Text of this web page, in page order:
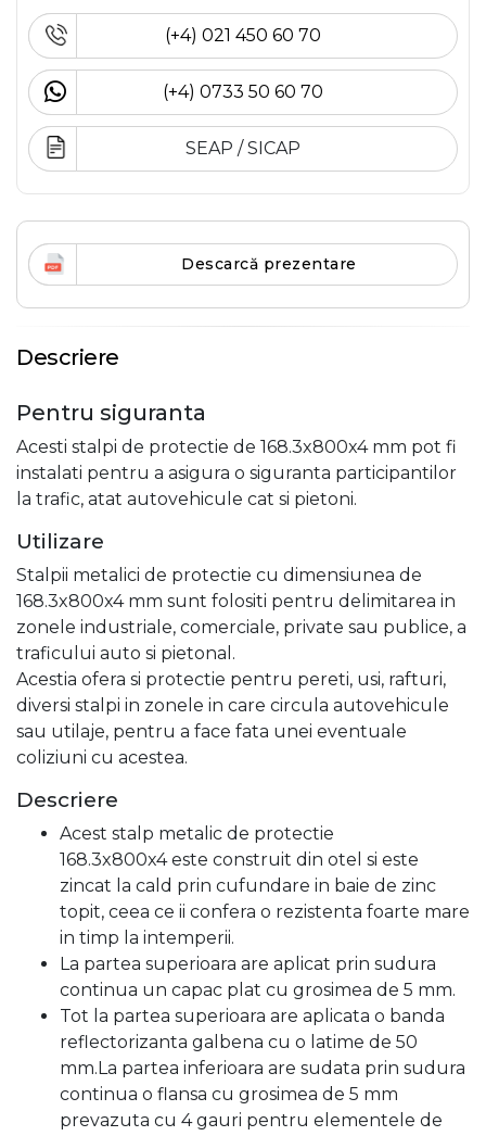
(+4) 021 450 60 70
(+4) 0733 50 60 70
SEAP / SICAP
Descarcă prezentare
Descriere
Pentru siguranta
Acesti stalpi de protectie de 168.3x800x4 mm pot fi
instalati pentru a asigura o siguranta participantilor
la trafic, atat autovehicule cat si pietoni.
Utilizare
Stalpii metalici de protectie cu dimensiunea de
168.3x800x4 mm sunt folositi pentru delimitarea in
zonele industriale, comerciale, private sau publice, a
traficului auto si pietonal.
Acestia ofera si protectie pentru pereti, usi, rafturi,
diversi stalpi in zonele in care circula autovehicule
sau utilaje, pentru a face fata unei eventuale
coliziuni cu acestea.
Descriere
Acest stalp metalic de protectie
168.3x800x4 este construit din otel si este
zincat la cald prin cufundare in baie de zinc
topit, ceea ce ii confera o rezistenta foarte mare
in timp la intemperii.
La partea superioara are aplicat prin sudura
continua un capac plat cu grosimea de 5 mm.
Tot la partea superioara are aplicata o banda
reflectorizanta galbena cu o latime de 50
mm.La partea inferioara are sudata prin sudura
continua o flansa cu grosimea de 5 mm
prevazuta cu 4 gauri pentru elementele de